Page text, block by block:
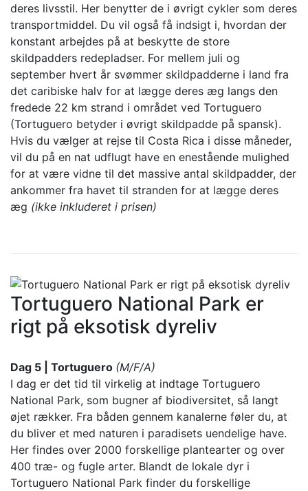
deres livsstil. Her benytter de i øvrigt cykler som deres
transportmiddel. Du vil også få indsigt i, hvordan der
konstant arbejdes på at beskytte de store
skildpadders redepladser. For mellem juli og
september hvert år svømmer skildpadderne i land fra
det caribiske halv for at lægge deres æg langs den
fredede 22 km strand i området ved Tortuguero
(Tortuguero betyder i øvrigt skildpadde på spansk).
Hvis du vælger at rejse til Costa Rica i disse måneder,
vil du på en nat udflugt have en enestående mulighed
for at være vidne til det massive antal skildpadder, der
ankommer fra havet til stranden for at lægge deres
æg (ikke inkluderet i prisen)
Tortuguero National Park er
rigt på eksotisk dyreliv
Dag 5 | Tortuguero (M/F/A)
I dag er det tid til virkelig at indtage Tortuguero
National Park, som bugner af biodiversitet, så langt
øjet rækker. Fra båden gennem kanalerne føler du, at
du bliver et med naturen i paradisets uendelige have.
Her findes over 2000 forskellige plantearter og over
400 træ- og fugle arter. Blandt de lokale dyr i
Tortuguero National Park finder du forskellige